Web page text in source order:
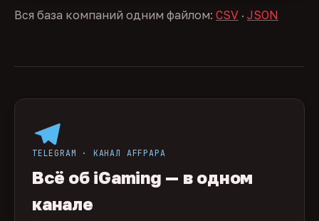
Вся база компаний одним файлом: CSV · JSON
TELEGRAM · КАНАЛ AFFPAPA
Всё об iGaming — в одном
канале